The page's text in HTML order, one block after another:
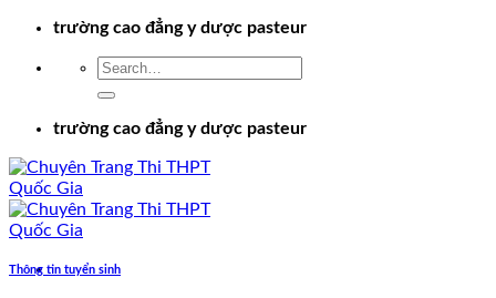
Chuyểntrường cao đẳng y dược pasteur
trường cao đẳng y dược pasteur
Thông tin tuyển sinh